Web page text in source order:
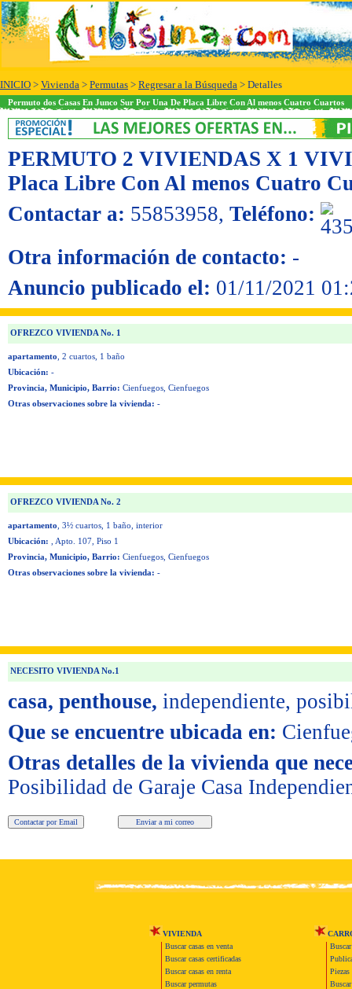
INICIO > Vivienda > Permutas > Regresar a la Búsqueda > Detalles
Permuto dos Casas En Junco Sur Por Una De Placa Libre Con Al menos Cuatro Cuartos
PERMUTO 2 VIVIENDAS X 1
Placa Libre Con Al menos Cuatro
Contactar a: 55853958, Teléfono:
Otra información de contacto: -
Anuncio publicado el: 01/11/2021
OFREZCO VIVIENDA No. 1
apartamento , 2 cuartos , 1 baño
Ubicación: -
Provincia, Municipio, Barrio: Cienfuegos, Cienfuegos
Otras observaciones sobre la vivienda: -
OFREZCO VIVIENDA No. 2
apartamento , 3½ cuartos , 1 baño , interior
Ubicación:
, Apto. 107, Piso 1
Provincia, Municipio, Barrio: Cienfuegos, Cienfuegos
Otras observaciones sobre la vivienda: -
NECESITO VIVIENDA No.1
casa, penthouse, independiente,
Que se encuentre ubicada en:
Otras detalles de la vivienda que
Posibilidad de Garaje Casa
VIVIENDA
Buscar casas en venta
Buscar casas certificadas
Buscar casas en renta
Buscar permutas
Piezas